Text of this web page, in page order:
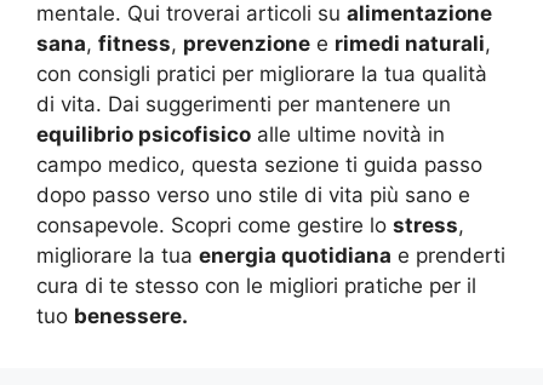
mentale. Qui troverai articoli su alimentazione
sana, fitness, prevenzione e rimedi naturali,
con consigli pratici per migliorare la tua qualità
di vita. Dai suggerimenti per mantenere un
equilibrio psicofisico alle ultime novità in
campo medico, questa sezione ti guida passo
dopo passo verso uno stile di vita più sano e
consapevole. Scopri come gestire lo stress,
migliorare la tua energia quotidiana e prenderti
cura di te stesso con le migliori pratiche per il
tuo benessere.